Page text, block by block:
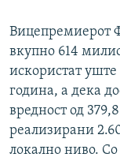
Вицепремиерот
вкупно 614
искористат
година, а дека
вредност од
реализирани
локално ниво.